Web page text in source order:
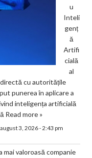
u
Inteli
genț
ă
Artifi
cială
al
cu autoritățile
punerea în aplicare a
inteligența artificială
Read more »
august 3, 2026 - 2:43 pm
valoroasă companie